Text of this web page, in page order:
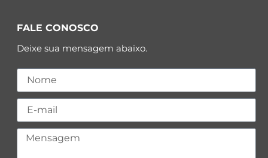
FALE CONOSCO
Deixe sua mensagem abaixo.